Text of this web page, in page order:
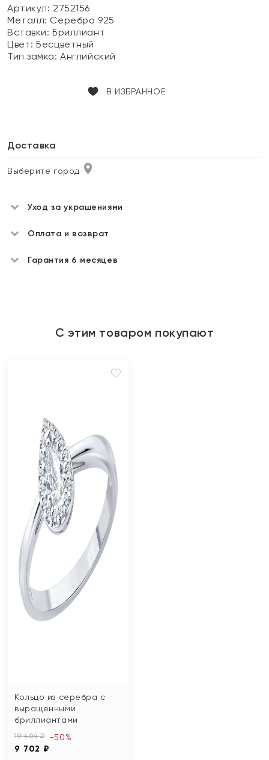
Артикул: 2752156
Металл: Серебро 925
Вставки:Бриллиант
Цвет:Бесцветный
Тип замка:Английский
В ИЗБРАННОЕ
Доставка
Выберите город
Уход за украшениями
Оплата и возврат
Гарантия 6 месяцев
С этим товаром покупают
Кольцо из серебра с
выращенными
бриллиантами
19 404 ₽
9 702 ₽
-50%